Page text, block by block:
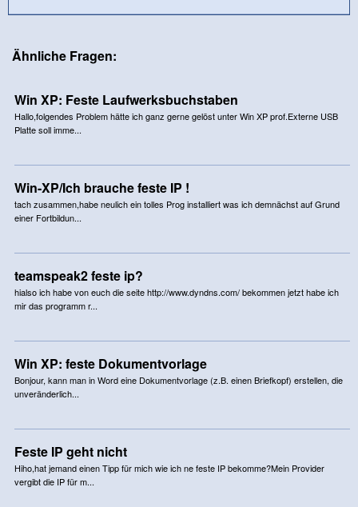
Ähnliche Fragen:
Win XP: Feste Laufwerksbuchstaben
Hallo,folgendes Problem hätte ich ganz gerne gelöst unter Win XP prof.Externe USB
Platte soll imme...
Win-XP/Ich brauche feste IP !
tach zusammen,habe neulich ein tolles Prog installiert was ich demnächst auf Grund
einer Fortbildun...
teamspeak2 feste ip?
hialso ich habe von euch die seite http://www.dyndns.com/ bekommen jetzt habe ich
mir das programm r...
Win XP: feste Dokumentvorlage
Bonjour, kann man in Word eine Dokumentvorlage (z.B. einen Briefkopf) erstellen, die
unveränderlich...
Feste IP geht nicht
Hiho,hat jemand einen Tipp für mich wie ich ne feste IP bekomme?Mein Provider
vergibt die IP für m...